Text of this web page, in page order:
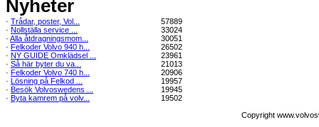
Nyheter
· Trådar, poster, Vol...
57889
· Nollställa service ...
33024
· Alla åtdragningsmom...
30051
· Felkoder Volvo 940 h...
26502
· NY GUIDE Omklädsel ...
23961
· Så här byter du va...
21013
· Felkoder Volvo 740 h...
20906
· Lösning på Felkod ...
19957
· Besök Volvoswedens ...
19945
· Byta kamrem på volv...
19502
Copyright